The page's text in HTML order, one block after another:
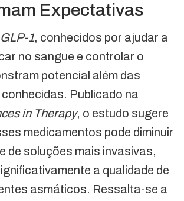
Expectativas
1, conhecidos por ajudar a
no sangue e controlar o
potencial além das
Publicado na
in Therapy, o estudo sugere
medicamentos pode diminuir
de soluções mais invasivas,
a qualidade de
asmáticos. Ressalta-se a